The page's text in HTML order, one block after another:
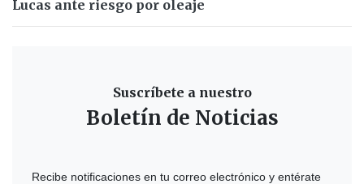
Lucas ante riesgo por oleaje
Suscríbete a nuestro
Boletín de Noticias
Recibe notificaciones en tu correo electrónico y entérate